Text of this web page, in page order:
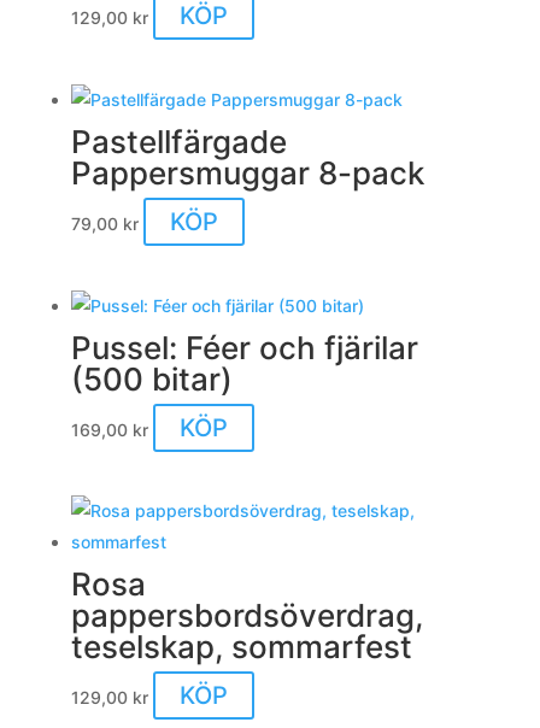
129,00 kr KÖP
Pastellfärgade
Pappersmuggar 8-pack
79,00 kr KÖP
Pussel: Féer och fjärilar
(500 bitar)
169,00 kr KÖP
Rosa
pappersbordsöverdrag,
teselskap, sommarfest
129,00 kr KÖP